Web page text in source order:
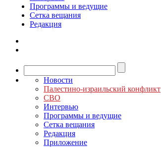
Программы и ведущие
Сетка вещания
Редакция
Новости
Палестино-израильский конфликт
СВО
Интервью
Программы и ведущие
Сетка вещания
Редакция
Приложение